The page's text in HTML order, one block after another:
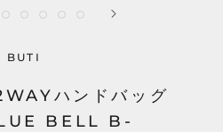
BUTI
ハンドバッグ
BELL B-